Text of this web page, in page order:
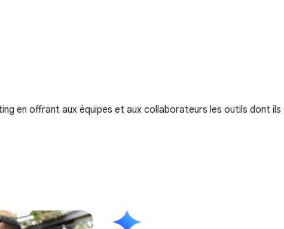
en offrant aux équipes et aux collaborateurs les outils dont